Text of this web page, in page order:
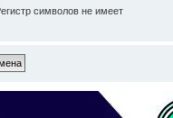
символов не имеет